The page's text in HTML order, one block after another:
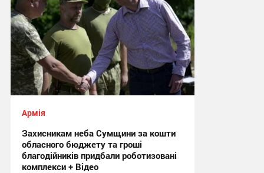
Армія
Захисникам неба Сумщини за кошти
обласного бюджету та гроші
благодійників придбали роботизовані
комплекси + Відео